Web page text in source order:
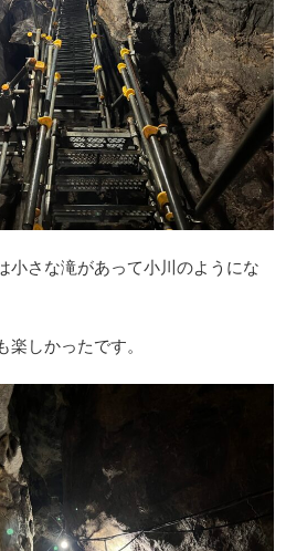
小さな滝があって小川のようにな
しかったです。